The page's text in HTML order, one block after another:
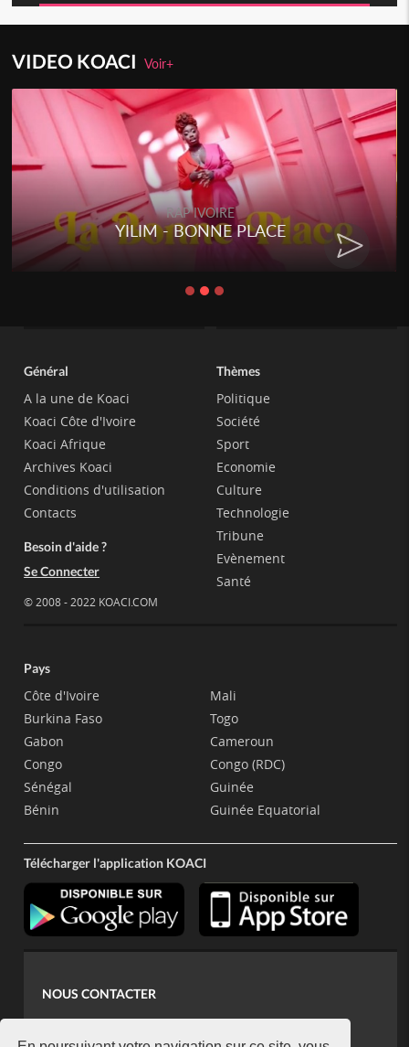
VIDEO KOACIVoir+
RAP IVOIRE
YILIM - BONNE PLACE
Général
A la une de Koaci
Koaci Côte d'Ivoire
Koaci Afrique
Archives Koaci
Conditions d'utilisation
Contacts
Besoin d'aide ?
Se Connecter
© 2008 - 2022 KOACI.COM
Thèmes
Politique
Société
Sport
Economie
Culture
Technologie
Tribune
Evènement
Santé
Pays
Côte d'Ivoire
Burkina Faso
Gabon
Congo
Sénégal
Bénin
Mali
Togo
Cameroun
Congo (RDC)
Guinée
Guinée Equatorial
Télécharger l'application KOACI
NOUS CONTACTER